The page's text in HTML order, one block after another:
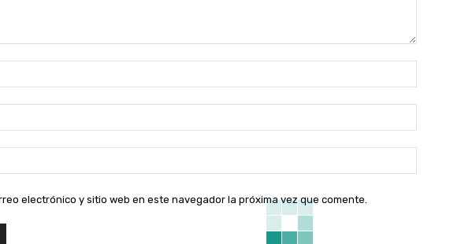
electrónico:*
web:
electrónico y sitio web en este navegador la próxima vez que comente.